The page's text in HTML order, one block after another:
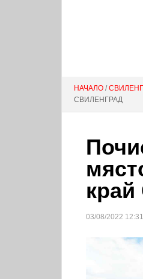
НАЧАЛО /
СВИЛЕНГРАД
03/08/2022 12:31